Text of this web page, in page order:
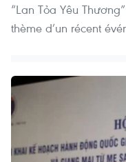
“Lan Tỏa Yêu
thème d’un récent